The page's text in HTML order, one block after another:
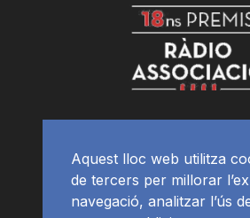
Aquest lloc web utilitza
de tercers per millorar
navegació, analitzar l’ús